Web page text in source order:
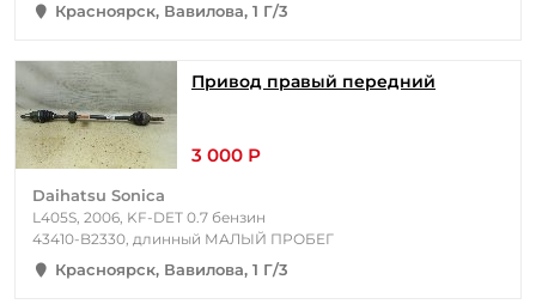
Красноярск, Вавилова, 1 Г/3
Привод правый передний
3 000 Р
Daihatsu Sonica
L405S, 2006, KF-DET 0.7 бензин
43410-B2330, длинный МАЛЫЙ ПРОБЕГ
Красноярск, Вавилова, 1 Г/3